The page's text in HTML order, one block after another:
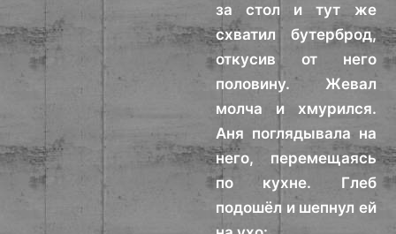
за стол и тут же
схватил бутерброд,
откусив от него
половину. Жевал
молча и хмурился.
Аня поглядывала на
него, перемещаясь
по кухне. Глеб
подошёл и шепнул ей